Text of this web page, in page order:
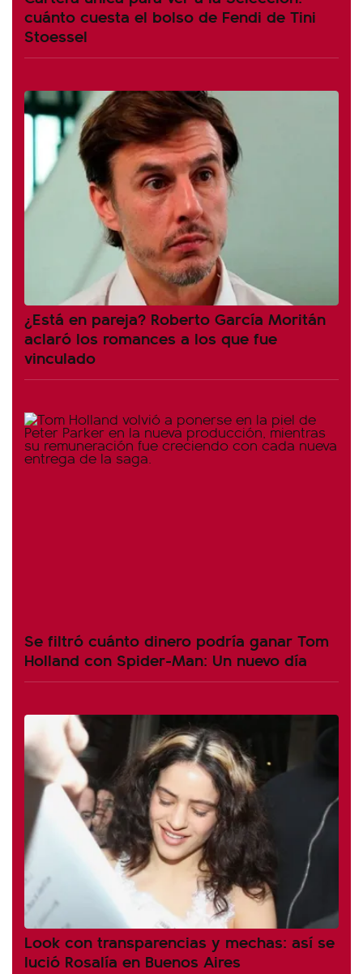
cuánto cuesta el bolso de Fendi de Tini
Stoessel
¿Está en pareja? Roberto García Moritán
aclaró los romances a los que fue
vinculado
Se filtró cuánto dinero podría ganar Tom
Holland con Spider-Man: Un nuevo día
Look con transparencias y mechas: así se
lució Rosalía en Buenos Aires